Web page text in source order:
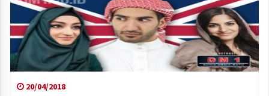
20/04/2018